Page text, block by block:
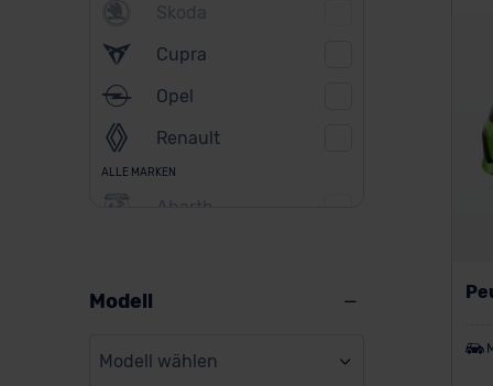
Skoda
Cupra
Opel
Renault
ALLE MARKEN
Abarth
BMW
Modell
Modell wählen